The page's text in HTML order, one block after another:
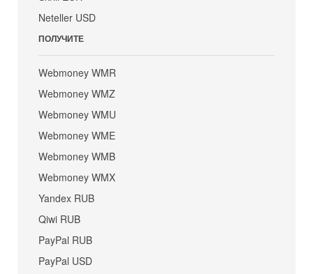
Neteller USD
ПОЛУЧИТЕ
Webmoney WMR
Webmoney WMZ
Webmoney WMU
Webmoney WME
Webmoney WMB
Webmoney WMX
Yandex RUB
Qiwi RUB
PayPal RUB
PayPal USD